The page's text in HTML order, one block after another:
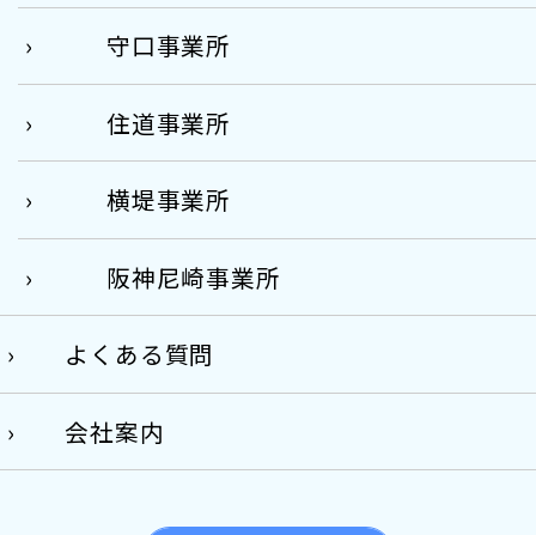
守口事業所
住道事業所
横堤事業所
阪神尼崎事業所
よくある質問
会社案内